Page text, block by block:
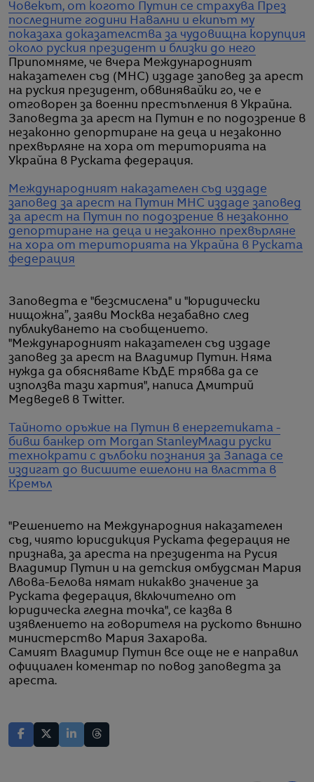
Човекът, от когото Путин се страхува
През
последните години Навални и екипът му
показаха доказателства за чудовищна корупция
около руския президент и близки до него
Припомняме, че вчера Международният
наказателен съд (МНС) издаде заповед за арест
на руския президент, обвинявайки го, че е
отговорен за военни престъпления в Украйна.
Заповедта за арест на Путин е по подозрение в
незаконно депортиране на деца и незаконно
прехвърляне на хора от територията на
Украйна в Руската федерация.
Международният наказателен съд издаде
заповед за арест на Путин МНС издаде заповед
за арест на Путин по подозрение в незаконно
депортиране на деца и незаконно прехвърляне
на хора от територията на Украйна в Руската
федерация
Заповедта е "безсмислена" и "юридически
нищожна”, заяви Москва незабавно след
публикуването на съобщението.
"Международният наказателен съд издаде
заповед за арест на Владимир Путин. Няма
нужда да обяснявате КЪДЕ трябва да се
използва тази хартия", написа Дмитрий
Медведев в Twitter.
Тайното оръжие на Путин в енергетиката -
бивш банкер от Morgan StanleyМлади руски
технократи с дълбоки познания за Запада се
издигат до висшите ешелони на властта в
Кремъл
"Решението на Международния наказателен
съд, чиято юрисдикция Руската федерация не
признава, за ареста на президента на Русия
Владимир Путин и на детския омбудсман Мария
Лвова-Белова нямат никакво значение за
Руската федерация, включително от
юридическа гледна точка", се казва в
изявлението на говорителя на руското външно
министерство Мария Захарова.
Самият Владимир Путин все още не е направил
официален коментар по повод заповедта за
ареста.